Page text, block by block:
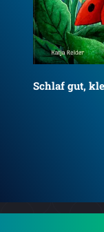
Such mal,